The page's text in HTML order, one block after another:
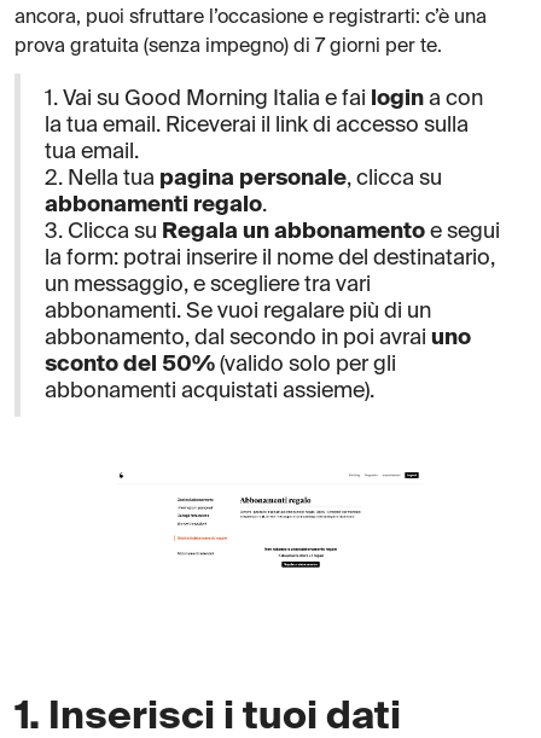
ancora, puoi sfruttare l’occasione e registrarti: c’è una
prova gratuita (senza impegno) di 7 giorni per te.
1. Vai su Good Morning Italia e fai login a con
la tua email. Riceverai il link di accesso sulla
tua email.
2. Nella tua pagina personale, clicca su
abbonamenti regalo.
3. Clicca su Regala un abbonamento e segui
la form: potrai inserire il nome del destinatario,
un messaggio, e scegliere tra vari
abbonamenti. Se vuoi regalare più di un
abbonamento, dal secondo in poi avrai uno
sconto del 50% (valido solo per gli
abbonamenti acquistati assieme).
1. Inserisci i tuoi dati